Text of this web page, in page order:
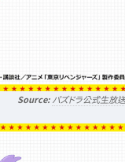
パズドラ公式生放送